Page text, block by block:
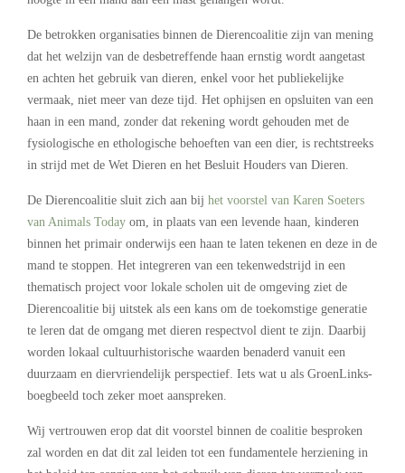
De betrokken organisaties binnen de Dierencoalitie zijn van mening
dat het welzijn van de desbetreffende haan ernstig wordt aangetast
en achten het gebruik van dieren, enkel voor het publiekelijke
vermaak, niet meer van deze tijd. Het ophijsen en opsluiten van een
haan in een mand, zonder dat rekening wordt gehouden met de
fysiologische en ethologische behoeften van een dier, is rechtstreeks
in strijd met de Wet Dieren en het Besluit Houders van Dieren.
De Dierencoalitie sluit zich aan bij het voorstel van Karen Soeters
van Animals Today om, in plaats van een levende haan, kinderen
binnen het primair onderwijs een haan te laten tekenen en deze in de
mand te stoppen. Het integreren van een tekenwedstrijd in een
thematisch project voor lokale scholen uit de omgeving ziet de
Dierencoalitie bij uitstek als een kans om de toekomstige generatie
te leren dat de omgang met dieren respectvol dient te zijn. Daarbij
worden lokaal cultuurhistorische waarden benaderd vanuit een
duurzaam en diervriendelijk perspectief. Iets wat u als GroenLinks-
boegbeeld toch zeker moet aanspreken.
Wij vertrouwen erop dat dit voorstel binnen de coalitie besproken
zal worden en dat dit zal leiden tot een fundamentele herziening in